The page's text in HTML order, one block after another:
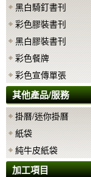
黑白騎釘書刊
彩色膠裝書刊
黑白膠裝書刊
彩色餐牌
彩色宣傳單張
其他產品/服務
掛曆/迷你掛曆
紙袋
純牛皮紙袋
加工項目